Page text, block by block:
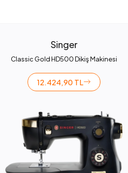
Singer
Classic Gold HD500 Dikiş Makinesi
12.424,90 TL